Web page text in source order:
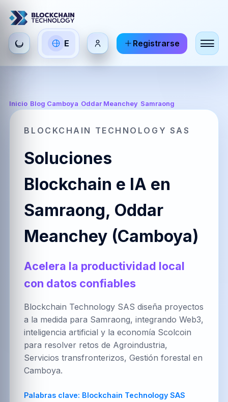
Seleccionar
idioma
E
ES
Español English
FR
Français
HI DE RU
ZH JA
العربية Brezhoneg 한국어
PT-BR
(Brasil)
NL
FA IT ZH-CN
Registrarse
Inicio/ Blog Camboya Oddar Meanchey Samraong
BLOCKCHAIN TECHNOLOGY SAS
Soluciones
Blockchain e IA en
Samraong, Oddar
Meanchey (Camboya)
Acelera la productividad local
con datos confiables
Blockchain Technology SAS diseña proyectos
a la medida para Samraong, integrando Web3,
inteligencia artificial y la economía Scolcoin
para resolver retos de Agroindustria,
Servicios transfronterizos, Gestión forestal en
Camboya.
Palabras clave: Blockchain Technology SAS